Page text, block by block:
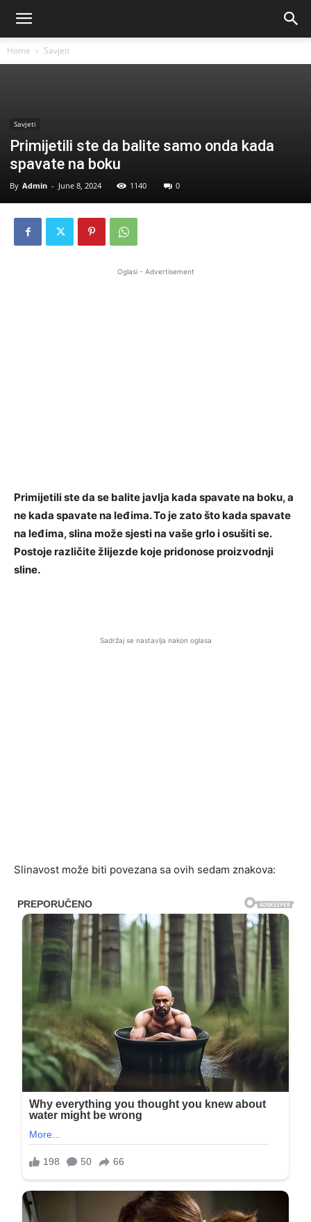
Home Savjeti
Savjeti
Primijetili ste da balite samo onda kada
spavate na boku
By Admin - June 8, 2024 1140 0
Oglasi - Advertisement
Primijetili ste da se balite javlja kada spavate na boku, a
ne kada spavate na leđima. To je zato što kada spavate
na leđima, slina može sjesti na vaše grlo i osušiti se.
Postoje različite žlijezde koje pridonose proizvodnji
sline.
Sadržaj se nastavlja nakon oglasa
Slinavost može biti povezana sa ovih sedam znakova: